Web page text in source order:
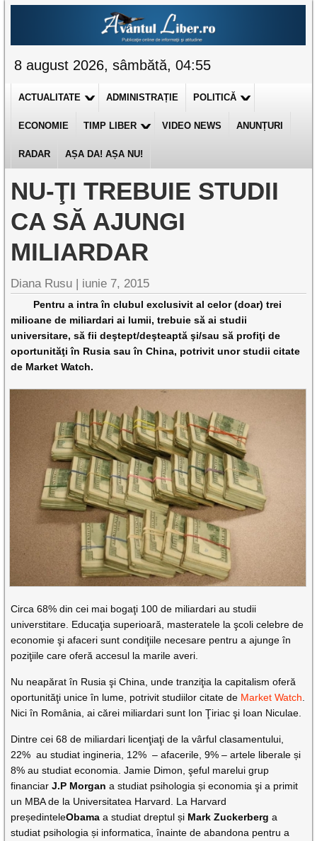
8 august 2026, sâmbătă, 04:55
ACTUALITATE ADMINISTRAȚIE POLITICĂ
ECONOMIE TIMP LIBER VIDEO NEWS ANUNȚURI
RADAR AȘA DA! AȘA NU!
NU-ŢI TREBUIE STUDII
CA SĂ AJUNGI
MILIARDAR
Diana Rusu | iunie 7, 2015
Pentru a intra în clubul exclusivit al celor (doar) trei
milioane de miliardari ai lumii, trebuie să ai studii
universitare, să fii deştept/deşteaptă şi/sau să profiţi de
oportunităţi în Rusia sau în China, potrivit unor studii citate
de Market Watch.
Circa 68% din cei mai bogaţi 100 de miliardari au studii
universtitare. Educaţia superioară, masteratele la şcoli celebre de
economie şi afaceri sunt condiţiile necesare pentru a ajunge în
poziţiile care oferă accesul la marile averi.
Nu neapărat în Rusia şi China, unde tranziţia la capitalism oferă
oportunităţi unice în lume, potrivit studiilor citate de Market Watch
Nici în România, ai cărei miliardari sunt Ion Ţiriac şi Ioan Niculae.
Dintre cei 68 de miliardari licenţiaţi de la vârful clasamentului,
22% au studiat ingineria, 12% – afacerile, 9% – artele liberale și
8% au studiat economia. Jamie Dimon, şeful marelui grup
financiarJ.P Morgan a studiat psihologia și economia şi a primit
un MBA de la Universitatea Harvard. La Harvard
președinteleObama a studiat dreptul și Mark Zuckerberg a
studiat psihologia și informatica, înainte de abandona pentru a